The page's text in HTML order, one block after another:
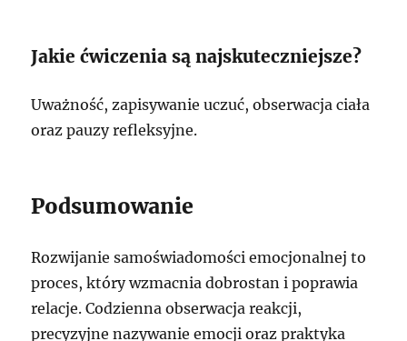
Jakie ćwiczenia są najskuteczniejsze?
Uważność, zapisywanie uczuć, obserwacja ciała
oraz pauzy refleksyjne.
Podsumowanie
Rozwijanie samoświadomości emocjonalnej to
proces, który wzmacnia dobrostan i poprawia
relacje. Codzienna obserwacja reakcji,
precyzyjne nazywanie emocji oraz praktyka